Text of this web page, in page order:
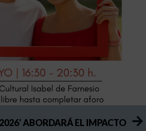
ABORDARÁ EL IMPACTO